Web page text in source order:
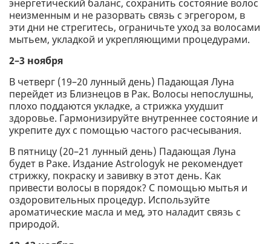
энергетический баланс, сохранить состояние волос
неизменным и не разорвать связь с эгрегором, в
эти дни не стрегитесь, ограничьте уход за волосами
мытьем, укладкой и укрепляющими процедурами.
2–3 ноября
В четверг (19–20 лунный день) Падающая Луна
перейдет из Близнецов в Рак. Волосы непослушны,
плохо поддаются укладке, а стрижка ухудшит
здоровье. Гармонизируйте внутреннее состояние и
укрепите дух с помощью частого расчесывания.
В пятницу (20–21 лунный день) Падающая Луна
будет в Раке. Издание Astrologyk не рекомендует
стрижку, покраску и завивку в этот день. Как
привести волосы в порядок? С помощью мытья и
оздоровительных процедур. Используйте
ароматические масла и мед, это наладит связь с
природой.